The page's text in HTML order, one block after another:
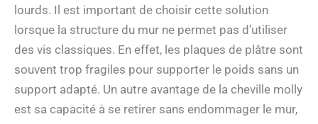
lourds. Il est important de choisir cette solution
lorsque la structure du mur ne permet pas d’utiliser
des vis classiques. En effet, les plaques de plâtre sont
souvent trop fragiles pour supporter le poids sans un
support adapté. Un autre avantage de la cheville molly
est sa capacité à se retirer sans endommager le mur,